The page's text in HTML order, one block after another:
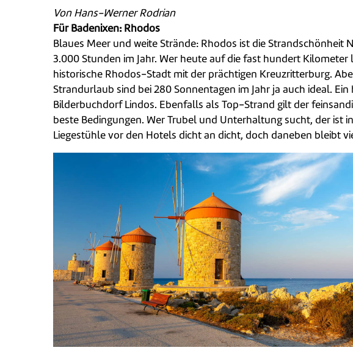
Von Hans-Werner Rodrian
Für Badenixen: Rhodos
Blaues Meer und weite Strände: Rhodos ist die Strandschönheit
3.000 Stunden im Jahr. Wer heute auf die fast hundert
historische Rhodos-Stadt mit der prächtigen Kreuzritterburg.
Strandurlaub sind bei 280 Sonnentagen im Jahr ja auch ideal.
Bilderbuchdorf Lindos. Ebenfalls als Top-Strand gilt der
beste Bedingungen. Wer Trubel und Unterhaltung sucht, der ist
Liegestühle vor den Hotels dicht an dicht, doch daneben bleibt